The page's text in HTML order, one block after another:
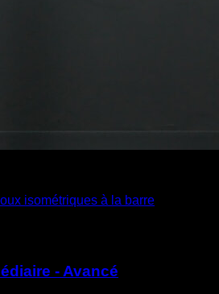
isométriques à la barre
- Avancé